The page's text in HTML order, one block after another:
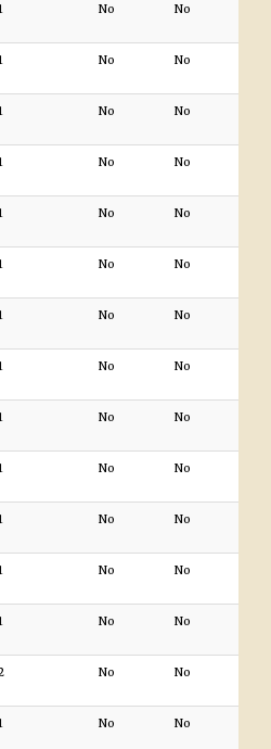
No No
No No
No No
No No
No No
No No
No No
No No
No No
No No
No No
No No
No No
No No
No No